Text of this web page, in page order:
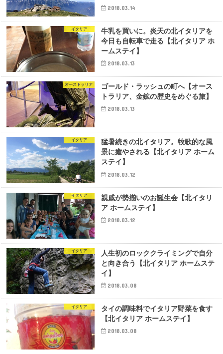
2018.03.14
イタリア
牛乳を買いに。炎天の北イタリアを
今日も自転車で走る【北イタリア ホ
ームステイ】
2018.03.13
オーストラリア
ゴールド・ラッシュの町へ【オース
トラリア、金鉱の歴史をめぐる旅】
2018.03.13
イタリア
猛暑続きの北イタリア。牧歌的な風
景に癒やされる【北イタリア ホーム
ステイ】
2018.03.12
イタリア
親戚が勢揃いのお誕生会【北イタリ
ア ホームステイ】
2018.03.12
イタリア
人生初のロッククライミングで自分
と向き合う【北イタリア ホームステ
イ】
2018.03.08
イタリア
タイの調味料でイタリア野菜を食す
【北イタリア ホームステイ】
2018.03.08